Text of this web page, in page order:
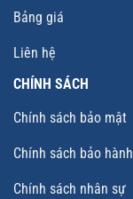
Bảng giá
Liên hệ
CHÍNH SÁCH
Chính sách bảo mật
Chính sách bảo hành
Chính sách nhân sự